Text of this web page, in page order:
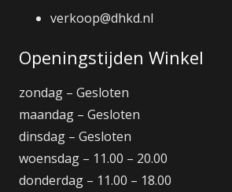
verkoop@dhkd.nl
Openingstijden Winkel
zondag – Gesloten
maandag – Gesloten
dinsdag – Gesloten
woensdag – 11.00 – 20.00
donderdag – 11.00 – 18.00